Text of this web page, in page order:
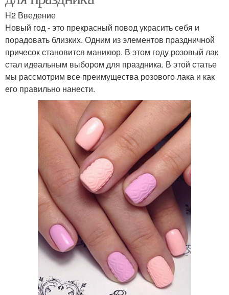
H2 Введение
Новый год - это прекрасный повод украсить себя и
порадовать близких. Одним из элементов праздничной
причесок становится маникюр. В этом году розовый лак
стал идеальным выбором для праздника. В этой статье
мы рассмотрим все преимущества розового лака и как
его правильно нанести.